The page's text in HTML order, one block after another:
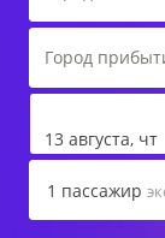
13 августа, чт
1 пассажир